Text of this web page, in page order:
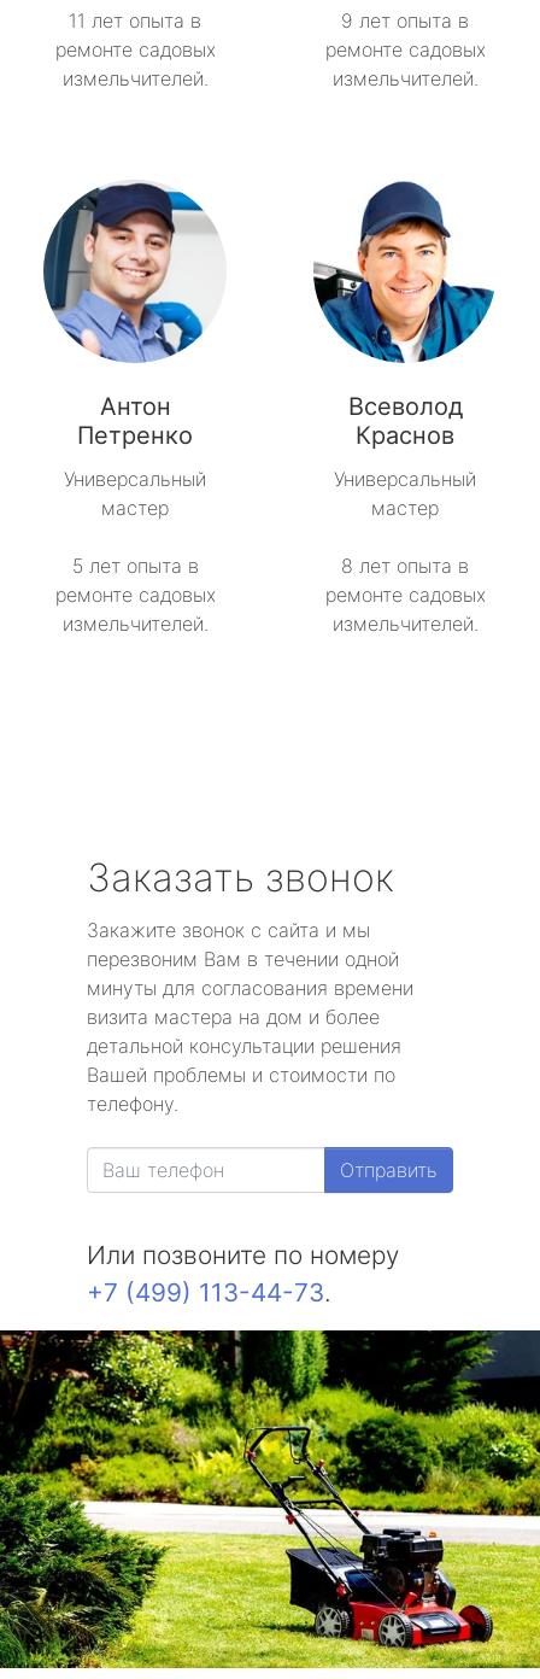
11 лет опыта в
ремонте садовых
измельчителей.
9 лет опыта в
ремонте садовых
измельчителей.
Антон
Петренко
Универсальный
мастер
5 лет опыта в
ремонте садовых
измельчителей.
Всеволод
Краснов
Универсальный
мастер
8 лет опыта в
ремонте садовых
измельчителей.
Заказать звонок
Закажите звонок с сайта и мы
перезвоним Вам в течении одной
минуты для согласования времени
визита мастера на дом и более
детальной консультации решения
Вашей проблемы и стоимости по
телефону.
Отправить
Или позвоните по номеру
+7 (499) 113-44-73.